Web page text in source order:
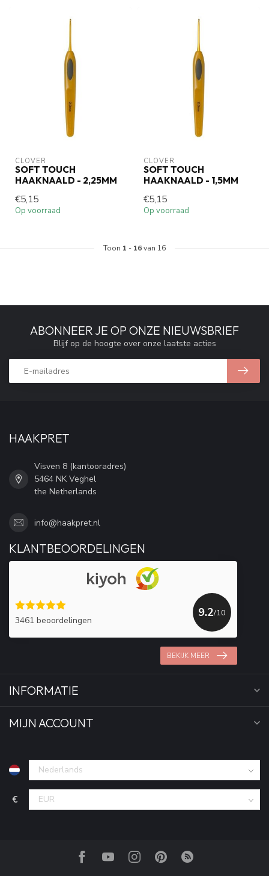
CLOVER
SOFT TOUCH
HAAKNAALD - 2,25MM
€5,15
Op voorraad
CLOVER
SOFT TOUCH
HAAKNAALD - 1,5MM
€5,15
Op voorraad
Toon 1 - 16van 16
ABONNEER JE OP ONZE NIEUWSBRIEF
Blijf op de hoogte over onze laatste acties
HAAKPRET
Visven 8 (kantooradres)
5464 NK Veghel
the Netherlands
info@haakpret.nl
KLANTBEOORDELINGEN
3461 beoordelingen
9.2/10
BEKIJK MEER
INFORMATIE
MIJN ACCOUNT
€